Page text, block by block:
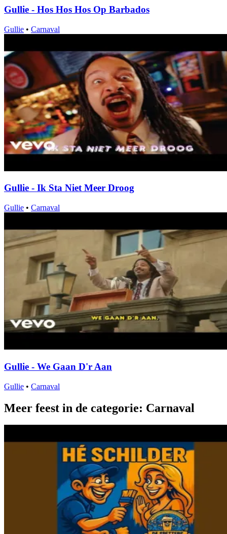
Gullie - Hos Hos Hos Op Barbados
Gullie • Carnaval
Gullie - Ik Sta Niet Meer Droog
Gullie • Carnaval
Gullie - We Gaan D'r Aan
Gullie • Carnaval
Meer feest in de categorie: Carnaval